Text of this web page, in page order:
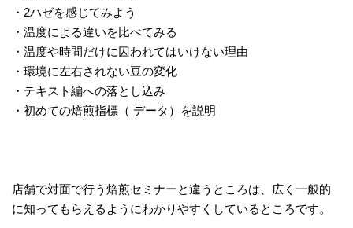
・2ハゼを感じてみよう
・温度による違いを比べてみる
・温度や時間だけに囚われてはいけない理由
・環境に左右されない豆の変化
・テキスト編への落とし込み
・初めての焙煎指標（ データ）を説明
店舗で対面で行う焙煎セミナーと違うところは、広く一般的
に知ってもらえるようにわかりやすくしているところです。